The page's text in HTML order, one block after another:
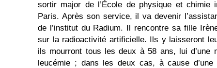
sortir major de l’École de physique et chimie
Paris. Après son service, il va devenir
de l’institut du Radium. Il rencontre sa fille
sur la radioactivité artificielle. Ils y laisseront
ils mourront tous les deux à 58 ans, lui d’une
leucémie ; dans les deux cas, à cause